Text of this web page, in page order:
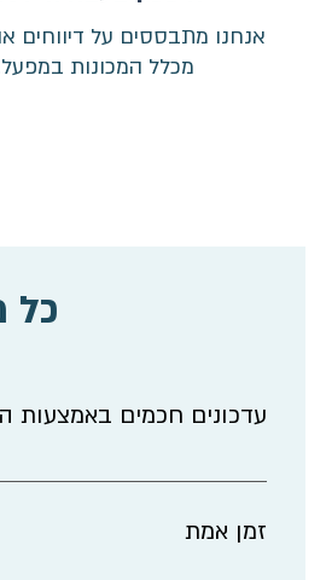
אנחנו מתבססים על דיווחים
מכלל המכונות
כל
עדכונים חכמים באמצעות
מייל עדכון יומי למנהלים
זמן אמת